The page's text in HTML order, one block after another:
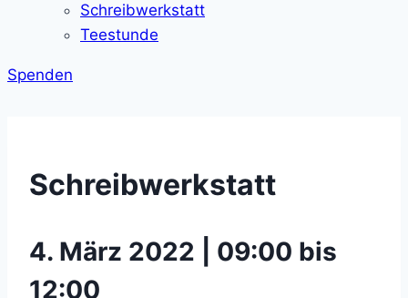
Schreibwerkstatt
Teestunde
Spenden
Schreibwerkstatt
4. März 2022 | 09:00 bis
12:00